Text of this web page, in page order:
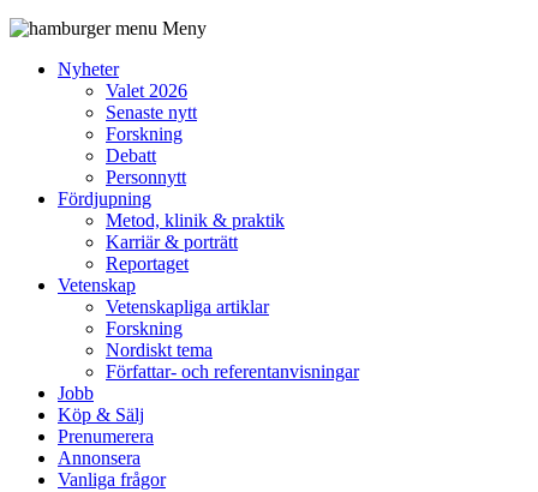
Meny
Nyheter
Valet 2026
Senaste nytt
Forskning
Debatt
Personnytt
Fördjupning
Metod, klinik & praktik
Karriär & porträtt
Reportaget
Vetenskap
Vetenskapliga artiklar
Forskning
Nordiskt tema
Författar- och referentanvisningar
Jobb
Köp & Sälj
Prenumerera
Annonsera
Vanliga frågor